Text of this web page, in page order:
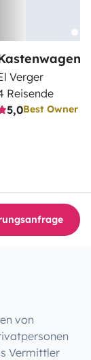
Verger
Reisende
5,0Best Owner
von
Vermittler